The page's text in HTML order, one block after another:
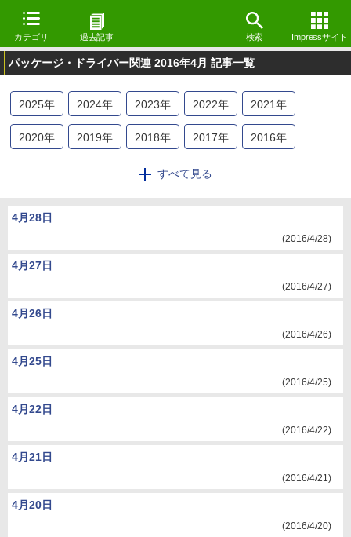
カテゴリ 過去記事 検索 Impressサイト
パッケージ・ドライバー関連 2016年4月 記事一覧
2025年 2024年 2023年 2022年 2021年
2020年 2019年 2018年 2017年 2016年
2013年 2012
すべて見る
4月28日
(2016/4/28)
4月27日
(2016/4/27)
4月26日
(2016/4/26)
4月25日
(2016/4/25)
4月22日
(2016/4/22)
4月21日
(2016/4/21)
4月20日
(2016/4/20)